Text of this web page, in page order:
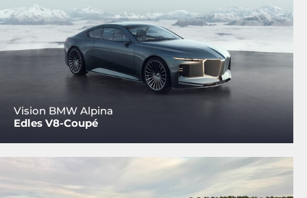
Vision BMW Alpina
Edles V8-Coupé